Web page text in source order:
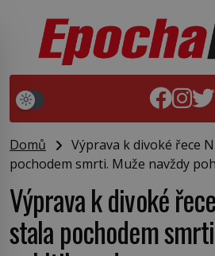
Domů
Výprava k divoké řece
pochodem smrti. Muže navždy
Výprava k divoké
stala pochodem